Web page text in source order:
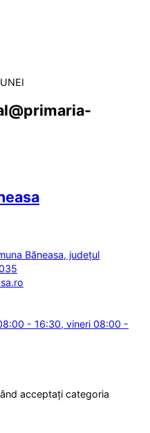
Băneasa, județul
- 16:30, vineri 08:00 -
acceptați categoria